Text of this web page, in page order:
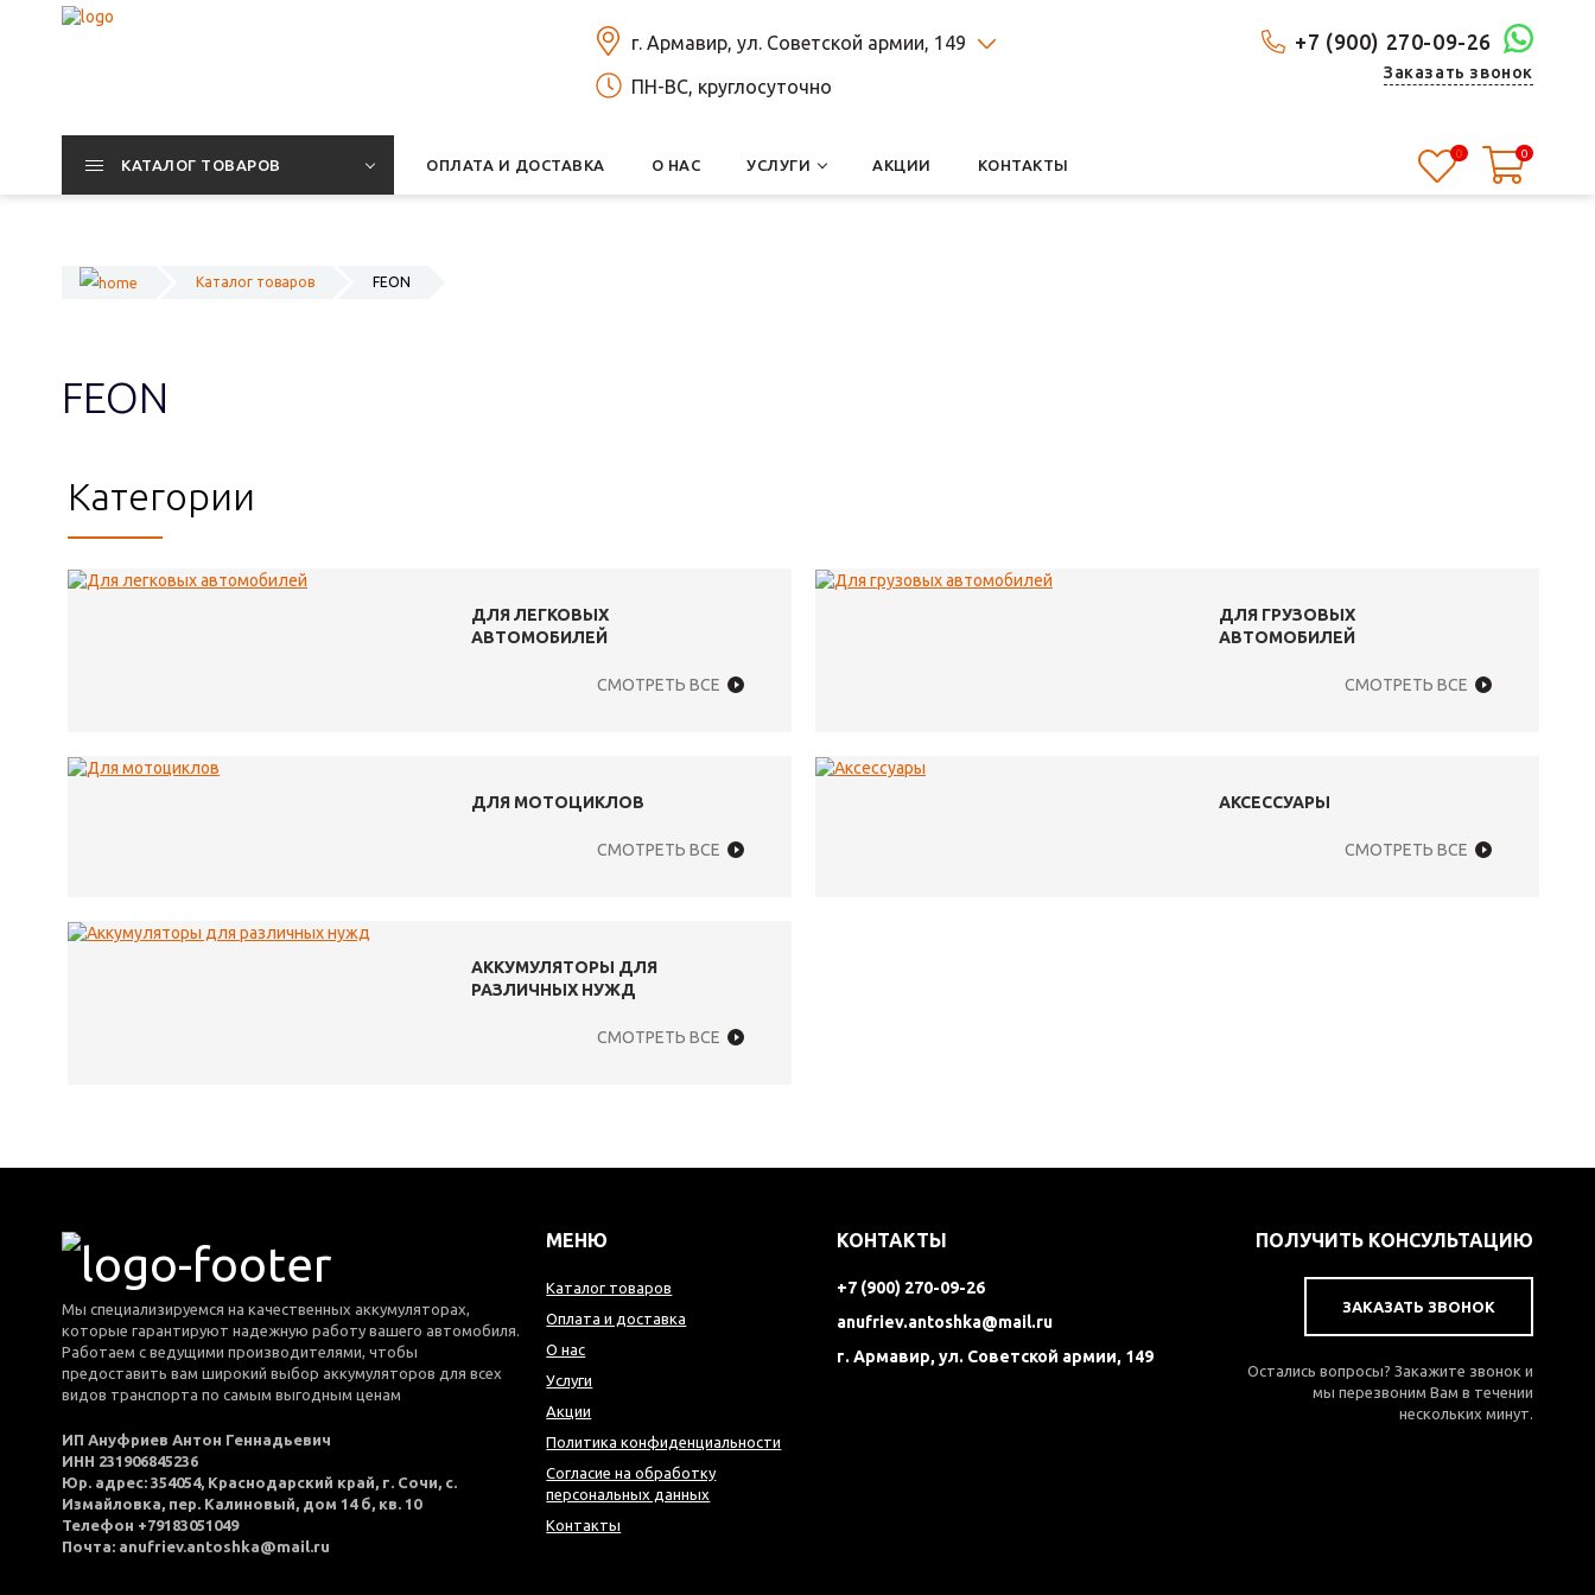
+7 (900) 270-09-26
Заказать звонок
г. Армавир, ул. Советской армии, 149
ПН-ВС, круглосуточно
КАТАЛОГ ТОВАРОВ ОПЛАТА И ДОСТАВКА О НАС УСЛУГИ АКЦИИ КОНТАКТЫ
0 0
Каталог товаров FEON
FEON
Категории
ДЛЯ ЛЕГКОВЫХ
АВТОМОБИЛЕЙ
СМОТРЕТЬ ВСЕ
ДЛЯ ГРУЗОВЫХ
АВТОМОБИЛЕЙ
СМОТРЕТЬ ВСЕ
ДЛЯ МОТОЦИКЛОВ
СМОТРЕТЬ ВСЕ
АКСЕССУАРЫ
СМОТРЕТЬ ВСЕ
АККУМУЛЯТОРЫ ДЛЯ
РАЗЛИЧНЫХ НУЖД
СМОТРЕТЬ ВСЕ
Мы специализируемся на качественных аккумуляторах,
которые гарантируют надежную работу вашего автомобиля.
Работаем с ведущими производителями, чтобы
предоставить вам широкий выбор аккумуляторов для всех
видов транспорта по самым выгодным ценам
ИП Ануфриев Антон Геннадьевич
ИНН 231906845236
Юр. адрес: 354054, Краснодарский край, г. Сочи, с.
Измайловка, пер. Калиновый, дом 14 б, кв. 10
Телефон +79183051049
Почта: anufriev.antoshka@mail.ru
МЕНЮ
Каталог товаров
Оплата и доставка
О нас
Услуги
Акции
Политика конфиденциальности
Согласие на обработку
персональных данных
Контакты
КОНТАКТЫ
+7 (900) 270-09-26
anufriev.antoshka@mail.ru
г. Армавир, ул. Советской армии, 149
ПОЛУЧИТЬ КОНСУЛЬТАЦИЮ
ЗАКАЗАТЬ ЗВОНОК
Остались вопросы? Закажите звонок и
мы перезвоним Вам в течении
нескольких минут.